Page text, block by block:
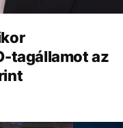
tagállamot az